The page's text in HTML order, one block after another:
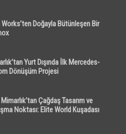
Doğayla Bütünleşen Bir
Yurt Dışında İlk Mercedes-
Dönüşüm Projesi
Çağdaş Tasarım ve
Noktası: Elite World Kuşadası